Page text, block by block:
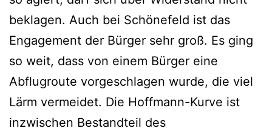
beklagen. Auch bei Schönefeld ist das
Engagement der Bürger sehr groß. Es ging
so weit, dass von einem Bürger eine
Abflugroute vorgeschlagen wurde, die viel
Lärm vermeidet. Die Hoffmann-Kurve ist
inzwischen Bestandteil des